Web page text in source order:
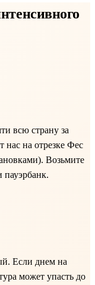
всю страну за
на отрезке Фес
Возьмите
Если днем на
может упасть до